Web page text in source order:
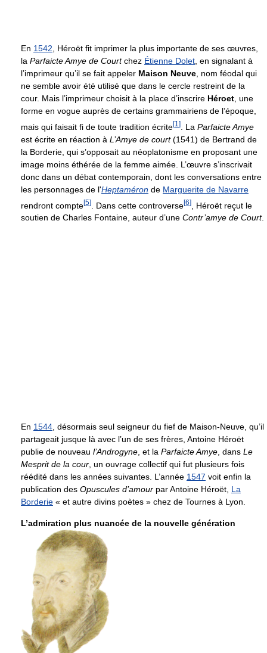
En 1542 , Héroët fit imprimer la plus importante de ses œuvres,
la Parfaicte Amye de Courtchez Étienne Dolet , en signalant à
l’imprimeur qu’il se fait appeler Maison Neuve , nom féodal qui
ne semble avoir été utilisé que dans le cercle restreint de la
cour. Mais l’imprimeur choisit à la place d’inscrire Héroet , une
forme en vogue auprès de certains grammairiens de l’époque,
mais qui faisait fi de toute tradition écrite[1 ] . La Parfaicte Amye
est écrite en réaction à L’Amye de court(1541) de Bertrand de
la Borderie, qui s’opposait au néoplatonisme en proposant une
image moins éthérée de la femme aimée. L’œuvre s’inscrivait
donc dans un débat contemporain, dont les conversations entre
les personnages de l'Heptaméron de Marguerite de Navarre
rendront compte[5] . Dans cette controverse[6]
, Héroët reçut le
soutien de Charles Fontaine, auteur d’une Contr’amye de Court.
En 1544, désormais seul seigneur du fief de Maison-Neuve, qu’il
partageait jusque là avec l’un de ses frères, Antoine Héroët
publie de nouveau l’Androgyne, et la Parfaicte Amye, dans Le
Mesprit de la cour, un ouvrage collectif qui fut plusieurs fois
réédité dans les années suivantes. L’année 1547 voit enfin la
publication des Opuscules d’amour par Antoine Héroët, La
Borderie « et autre divins poètes » chez de Tournes à Lyon.
L’admiration plus nuancée de la nouvelle génération